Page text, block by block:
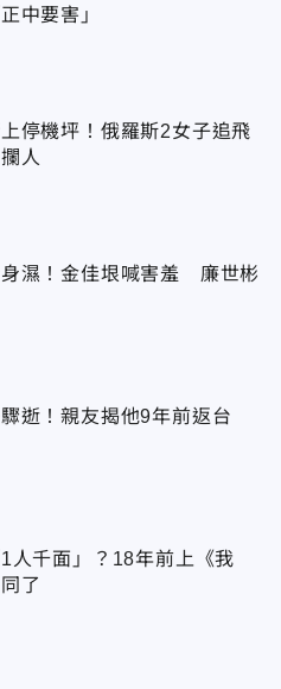
中要害」
停機坪！俄羅斯2女子追飛
人
濕！金佳垠喊害羞 廉世彬
逝！親友揭他9年前返台
人千面」？18年前上《我
了